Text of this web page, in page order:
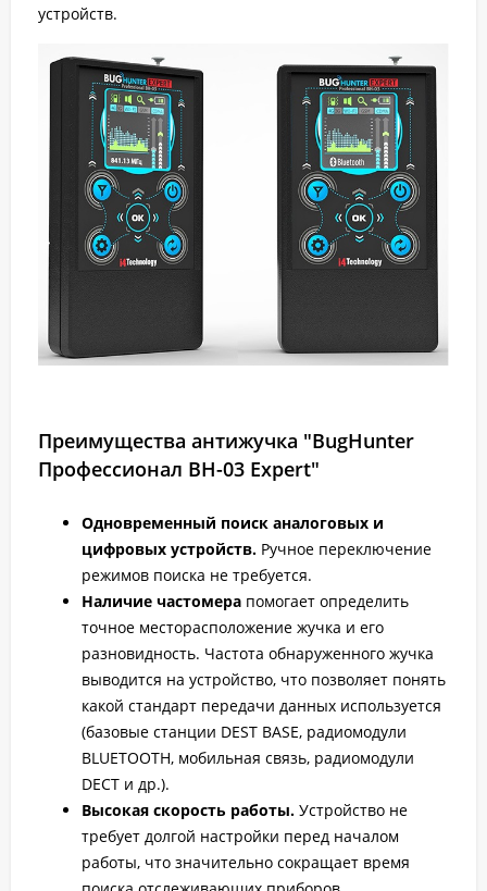
устройств.
Преимущества антижучка "BugHunter
Профессионал BH-03 Expert"
Одновременный поиск аналоговых и
цифровых устройств. Ручное переключение
режимов поиска не требуется.
Наличие частомера помогает определить
точное месторасположение жучка и его
разновидность. Частота обнаруженного жучка
выводится на устройство, что позволяет понять
какой стандарт передачи данных используется
(базовые станции DEST BASE, радиомодули
BLUETOOTH, мобильная связь, радиомодули
DECT и др.).
Высокая скорость работы. Устройство не
требует долгой настройки перед началом
работы, что значительно сокращает время